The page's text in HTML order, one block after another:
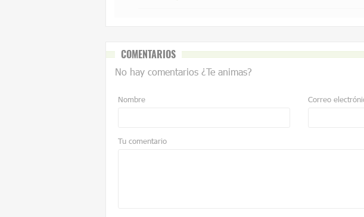
COMENTARIOS
No hay comentarios ¿Te animas?
Nombre Correo
Tu comentario